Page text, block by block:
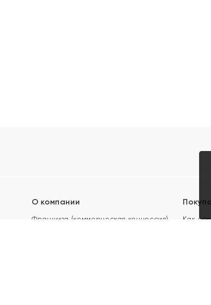
О компании
Франшиза (коммерческая концессия)
Как